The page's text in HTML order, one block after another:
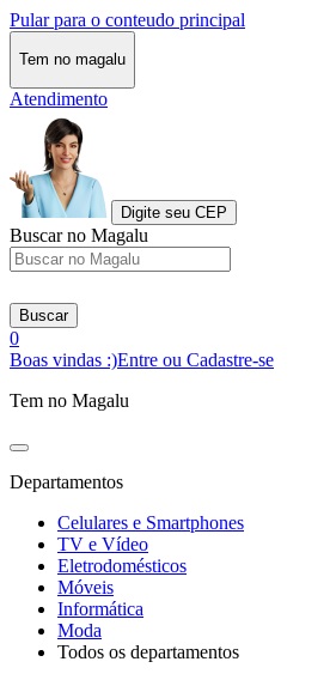
Pular para o conteudo principal
Tem no magalu
Atendimento
Digite seu CEP
Buscar no Magalu
Buscar
0
Boas vindas :)Entre ou Cadastre-se
Tem no Magalu
Departamentos
Celulares e Smartphones
TV e Vídeo
Eletrodomésticos
Móveis
Informática
Moda
Todos os departamentos